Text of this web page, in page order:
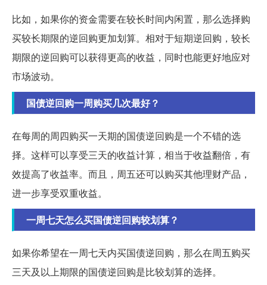
比如，如果你的资金需要在较长时间内闲置，那么选择购
买较长期限的逆回购更加划算。相对于短期逆回购，较长
期限的逆回购可以获得更高的收益，同时也能更好地应对
市场波动。
国债逆回购一周购买几次最好？
在每周的周四购买一天期的国债逆回购是一个不错的选
择。这样可以享受三天的收益计算，相当于收益翻倍，有
效提高了收益率。而且，周五还可以购买其他理财产品，
进一步享受双重收益。
一周七天怎么买国债逆回购较划算？
如果你希望在一周七天内买国债逆回购，那么在周五购买
三天及以上期限的国债逆回购是比较划算的选择。